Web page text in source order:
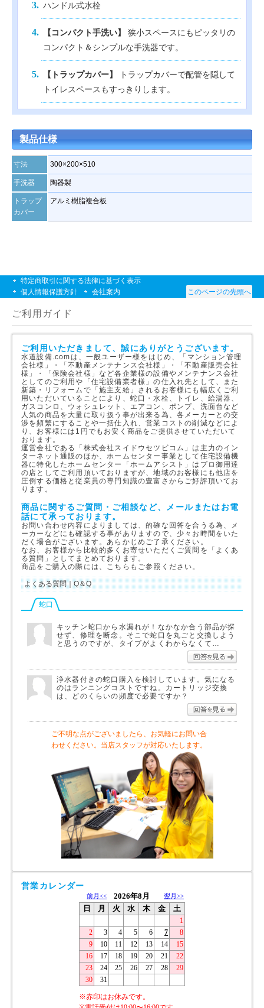
ハンドル式水栓
【コンパクト手洗い】
狭小スペースにもピッタリの
コンパクト＆シンプルな手洗器です。
【トラップカバー】
トラップカバーで配管を隠して
トイレスペースもすっきりします。
製品仕様
寸法 300×200×510
手洗器 陶器製
トラップ
カバー
アルミ樹脂複合板
特定商取引に関する法律に基づく表示
個人情報保護方針
会社案内 このページの先頭へ
ご利用ガイド
ご利用いただきまして、誠にありがとうございます。
水道設備.comは、一般ユーザー様をはじめ、「マンション管理
会社様」・「不動産メンテナンス会社様」・「不動産販売会社
様」・「保険会社様」など各企業様の設備やメンテナンス会社
としてのご利用や「住宅設備業者様」の仕入れ先として、また
新築・リフォームで「施主支給」されるお客様にも幅広くご利
用いただいていることにより、蛇口・水栓、トイレ、給湯器、
ガスコンロ、ウォシュレット、エアコン、ポンプ、洗面台など
人気の商品を大量に取り扱う事が出来る為、各メーカーとの交
渉を頻繁にすることや一括仕入れ、営業コストの削減などによ
り、お客様には1円でもお安く商品をご提供させていただいて
おります。
運営会社である「株式会社スイドウセツビコム」は主力のイン
ターネット通販のほか、ホームセンター事業として住宅設備機
器に特化したホームセンター「ホームアシスト」はプロ御用達
の店としてご利用頂いておりますが、地域のお客様にも他店を
圧倒する価格と従業員の専門知識の豊富さからご好評頂いてお
ります。
商品に関するご質問・ご相談など、メールまたはお電
話にて承っております。
お問い合わせ内容によりましては、的確な回答を合うる為、メ
ーカーなどにも確認する事がありますので、少々お時間をいた
だく場合がございます。あらかじめご了承ください。
なお、お客様から比較的多くお寄せいただくご質問を「よくあ
る質問」としてまとめております。
商品をご購入の際には、こちらもご参照ください。
よくある質問｜Q＆Q
蛇口
キッチン蛇口から水漏れが！なかなか合う部品が探
せず、修理を断念。そこで蛇口を丸ごと交換しよう
と思うのですが、タイプがよくわからなくて…
浄水器付きの蛇口購入を検討しています。気になる
のはランニングコストですね。カートリッジ交換
は、どのくらいの頻度で必要ですか？
ご不明な点がございましたら、お気軽にお問い合
わせください。当店スタッフが対応いたします。
営業カレンダー